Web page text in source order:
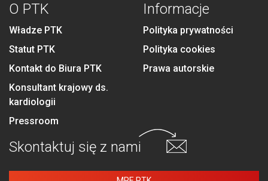
O PTK
Władze PTK
Statut PTK
Kontakt do Biura PTK
Konsultant krajowy ds.
kardiologii
Pressroom
Informacje
Polityka prywatności
Polityka cookies
Prawa autorskie
Skontaktuj się z nami